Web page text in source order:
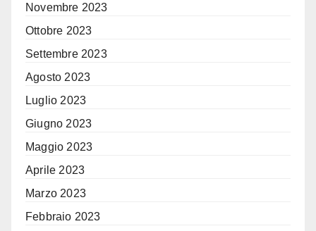
Novembre 2023
Ottobre 2023
Settembre 2023
Agosto 2023
Luglio 2023
Giugno 2023
Maggio 2023
Aprile 2023
Marzo 2023
Febbraio 2023